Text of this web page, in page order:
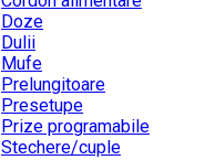
Doze
Dulii
Mufe
Prelungitoare
Presetupe
Prize programabile
Stechere/cuple